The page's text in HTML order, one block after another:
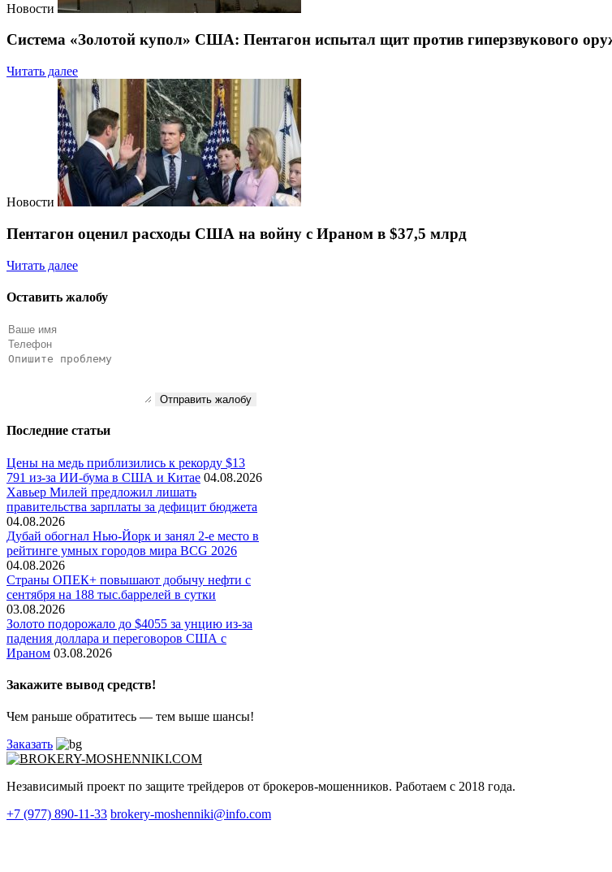
Новости
Система «Золотой купол» США: Пентагон испытал щит против гиперзвукового
Читать далее
Новости
Пентагон оценил расходы США на войну с Ираном в $37,5 млрд
Читать далее
Оставить жалобу
Отправить жалобу
Последние статьи
Цены на медь приблизились к рекорду $13
791 из-за ИИ-бума в США и Китае 04.08.2026
Хавьер Милей предложил лишать
правительства зарплаты за дефицит бюджета
04.08.2026
Дубай обогнал Нью-Йорк и занял 2-е место в
рейтинге умных городов мира BCG 2026
04.08.2026
Страны ОПЕК+ повышают добычу нефти с
сентября на 188 тыс.баррелей в сутки
03.08.2026
Золото подорожало до $4055 за унцию из-за
падения доллара и переговоров США с
Ираном 03.08.2026
Закажите вывод средств!
Чем раньше обратитесь — тем выше шансы!
Заказать
Независимый проект по защите трейдеров от брокеров-мошенников. Работаем с 2018 года.
+7 (977) 890-11-33 brokery-moshenniki@info.com